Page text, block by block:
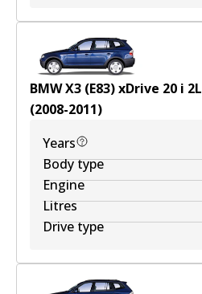
BMW X3 (E83) xDrive 20 i 2L
(2008-2011)
Years
Body type
Engine
Litres
Drive type